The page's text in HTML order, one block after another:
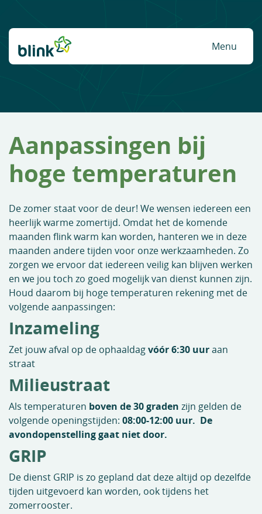
Menu
Aanpassingen bij
hoge temperaturen
De zomer staat voor de deur! We wensen iedereen een
heerlijk warme zomertijd. Omdat het de komende
maanden flink warm kan worden, hanteren we in deze
maanden andere tijden voor onze werkzaamheden. Zo
zorgen we ervoor dat iedereen veilig kan blijven werken
en we jou toch zo goed mogelijk van dienst kunnen zijn.
Houd daarom bij hoge temperaturen rekening met de
volgende aanpassingen:
Inzameling
Zet jouw afval op de ophaaldagvóór 6:30 uuraan
straat
Milieustraat
Als temperaturen boven de 30 graden zijn gelden de
volgende openingstijden: 08:00-12:00 uur. De
avondopenstelling gaat niet door.
GRIP
De dienst GRIP is zo gepland dat deze altijd op dezelfde
tijden uitgevoerd kan worden, ook tijdens het
zomerrooster.